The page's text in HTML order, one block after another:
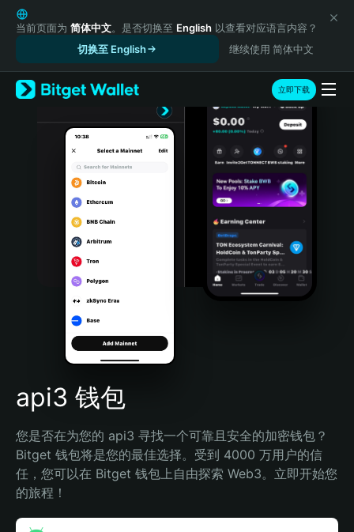
English
日本語
Русский
Español (Latinoamérica)
Türkçe
Português (Portugal)
Bahasa Indonesia
Português (Brasil)
Español (Argentina)
当前页面为 简体中文。是否切换至 English 以查看对应语言内容？
切换至 English
继续使用 简体中文
立即下载
api3 钱包
您是否在为您的 api3 寻找一个可靠且安全的加密钱包？
Bitget 钱包将是您的最佳选择。受到 4000 万用户的信
任，您可以在 Bitget 钱包上自由探索 Web3。立即开始您
的旅程！